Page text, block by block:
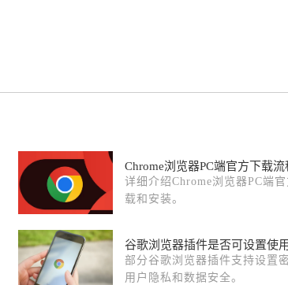
Chrome浏览器PC端官方下载
详细介绍Chrome浏览器PC端
载和安装。
谷歌浏览器插件是否可设置使
部分谷歌浏览器插件支持设置
用户隐私和数据安全。